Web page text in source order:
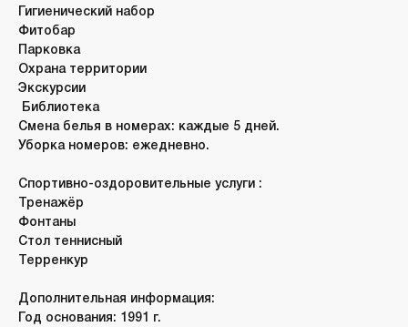
Гигиенический набор
Фитобар
Парковка
Охрана территории
Экскурсии
Библиотека
Смена белья в номерах: каждые 5 дней.
Уборка номеров: ежедневно.
Спортивно-оздоровительные услуги :
Тренажёр
Фонтаны
Стол теннисный
Терренкур
Дополнительная информация:
Год основания: 1991 г.